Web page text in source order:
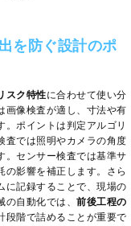
を防ぐ設計のポ
スク特性に合わせて使い分
画像検査が適し、寸法や有
ポイントは判定アルゴリ
査では照明やカメラの角度
。センサー検査では基準サ
の影響を補正します。さら
に記録することで、現場の
自動化では、 前後工程の
段階で詰めることが重要で